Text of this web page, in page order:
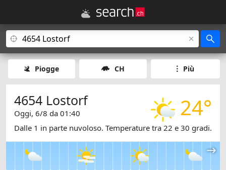
Piogge CH Più
24°
4654 Lostorf
Oggi, 6/8 da 01:40
Dalle 1 in parte nuvoloso. Temperature tra 22 e 30 gradi.